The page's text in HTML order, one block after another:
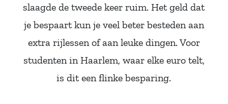
slaagde de tweede keer ruim. Het geld dat
je bespaart kun je veel beter besteden aan
extra rijlessen of aan leuke dingen. Voor
studenten in Haarlem, waar elke euro telt,
is dit een flinke besparing.